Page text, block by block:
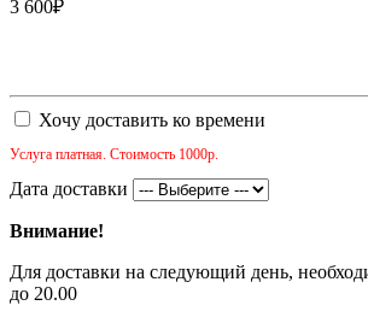
3 600₽
Хочу доставить ко времени
Услуга платная. Стоимость 1000р.
Дата доставки
Внимание!
Для доставки на следующий день,
до 20.00